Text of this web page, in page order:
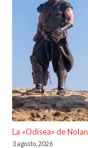
La «Odisea» de Nolan
3 agosto, 2026